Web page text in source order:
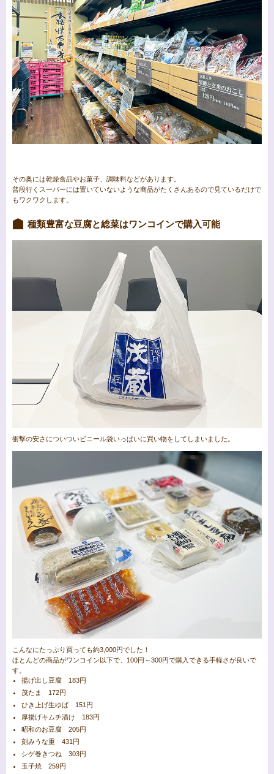
その奥には乾燥食品やお菓子、調味料などがあります。
普段行くスーパーには置いていないような商品がたくさんあるので見ているだけで
もワクワクします。
種類豊富な豆腐と総菜はワンコインで購入可能
衝撃の安さについついビニール袋いっぱいに買い物をしてしまいました。
こんなにたっぷり買っても約3,000円でした！
ほとんどの商品がワンコイン以下で、100円～300円で購入できる手軽さが良いで
す。
揚げ出し豆腐 183円
茂たま 172円
ひき上げ生ゆば 151円
厚揚げキムチ漬け 183円
昭和のお豆腐 205円
刻みうな重 431円
シゲ巻きつね 303円
玉子焼 259円